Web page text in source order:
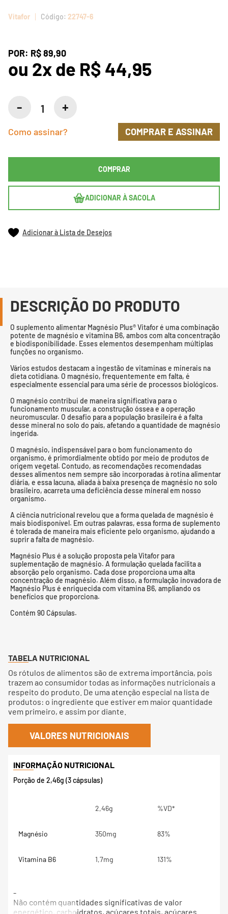
Vitafor 22747-6
POR: R$ 89,90
ou 2xde R$ 44,95
COMPRAR
ADICIONAR À SACOLA
Como assinar? COMPRAR E ASSINAR
Adicionar à Lista de Desejos
DESCRIÇÃO DO PRODUTO
O suplemento alimentar Magnésio Plus® Vitafor é uma combinação
potente de magnésio e vitamina B6, ambos com alta concentração
e biodisponibilidade. Esses elementos desempenham múltiplas
funções no organismo.
Vários estudos destacam a ingestão de vitaminas e minerais na
dieta cotidiana. O magnésio, frequentemente em falta, é
especialmente essencial para uma série de processos biológicos.
O magnésio contribui de maneira significativa para o
funcionamento muscular, a construção óssea e a operação
neuromuscular. O desafio para a população brasileira é a falta
desse mineral no solo do país, afetando a quantidade de magnésio
ingerida.
O magnésio, indispensável para o bom funcionamento do
organismo, é primordialmente obtido por meio de produtos de
origem vegetal. Contudo, as recomendações recomendadas
desses alimentos nem sempre são incorporadas à rotina alimentar
diária, e essa lacuna, aliada à baixa presença de magnésio no solo
brasileiro, acarreta uma deficiência desse mineral em nosso
organismo.
A ciência nutricional revelou que a forma quelada de magnésio é
mais biodisponível. Em outras palavras, essa forma de suplemento
é tolerada de maneira mais eficiente pelo organismo, ajudando a
suprir a falta de magnésio.
Magnésio Plus é a solução proposta pela Vitafor para
suplementação de magnésio. A formulação quelada facilita a
absorção pelo organismo. Cada dose proporciona uma alta
concentração de magnésio. Além disso, a formulação inovadora de
Magnésio Plus é enriquecida com vitamina B6, ampliando os
benefícios que proporciona.
Contém 90 Cápsulas.
TABELA NUTRICIONAL
Os rótulos de alimentos são de extrema importância, pois
trazem ao consumidor todas as informações nutricionais a
respeito do produto. De uma atenção especial na lista de
produtos: o ingrediente que estiver em maior quantidade
vem primeiro, e assim por diante.
VALORES NUTRICIONAIS
Porção de 2,46g (3 cápsulas)
2,46g %VD*
Magnésio 350mg 83%
Vitamina B6 1,7mg 131%
-
Não contém quantidades significativas de valor
energético, carboidratos, açúcares totais, açúcares